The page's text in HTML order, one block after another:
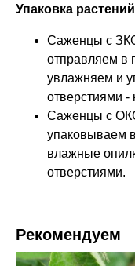
Упаковка растений
Саженцы с
отправляем в
увлажняем и
отверстиями -
Саженцы с
упаковываем
влажные
отверстиями.
Рекомендуем